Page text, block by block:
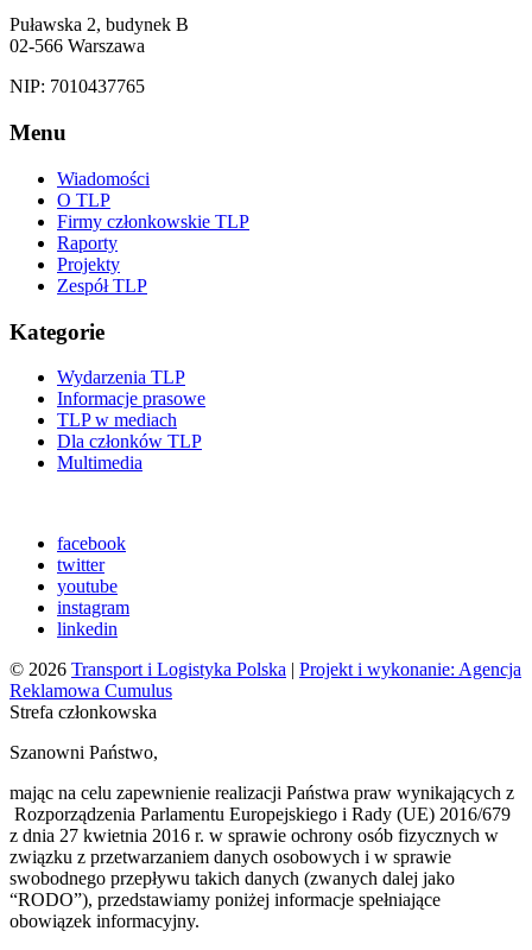
Puławska 2, budynek B
02-566 Warszawa
NIP: 7010437765
Menu
Wiadomości
O TLP
Firmy członkowskie TLP
Raporty
Projekty
Zespół TLP
Kategorie
Wydarzenia TLP
Informacje prasowe
TLP w mediach
Dla członków TLP
Multimedia
facebook
twitter
youtube
instagram
linkedin
© 2026 Transport i Logistyka Polska | Projekt i wykonanie: Agencja
Reklamowa Cumulus
Strefa członkowska
Szanowni Państwo,
mając na celu zapewnienie realizacji Państwa praw wynikających z
Rozporządzenia Parlamentu Europejskiego i Rady (UE) 2016/679
z dnia 27 kwietnia 2016 r. w sprawie ochrony osób fizycznych w
związku z przetwarzaniem danych osobowych i w sprawie
swobodnego przepływu takich danych (zwanych dalej jako
“RODO”), przedstawiamy poniżej informacje spełniające
obowiązek informacyjny.